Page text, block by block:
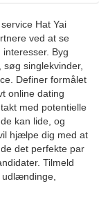
Hat Yai
ved at se
Byg
singlekvinder,
Definer formålet
online dating
med potentielle
kan lide, og
hjælpe dig med at
det perfekte par
Tilmeld